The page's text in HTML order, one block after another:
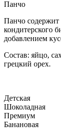
Панчо
Панчо содержит
кондитерского
добавлением
Состав: яйцо,
грецкий орех.
Детская
Шоколадная
Премиум
Банановая